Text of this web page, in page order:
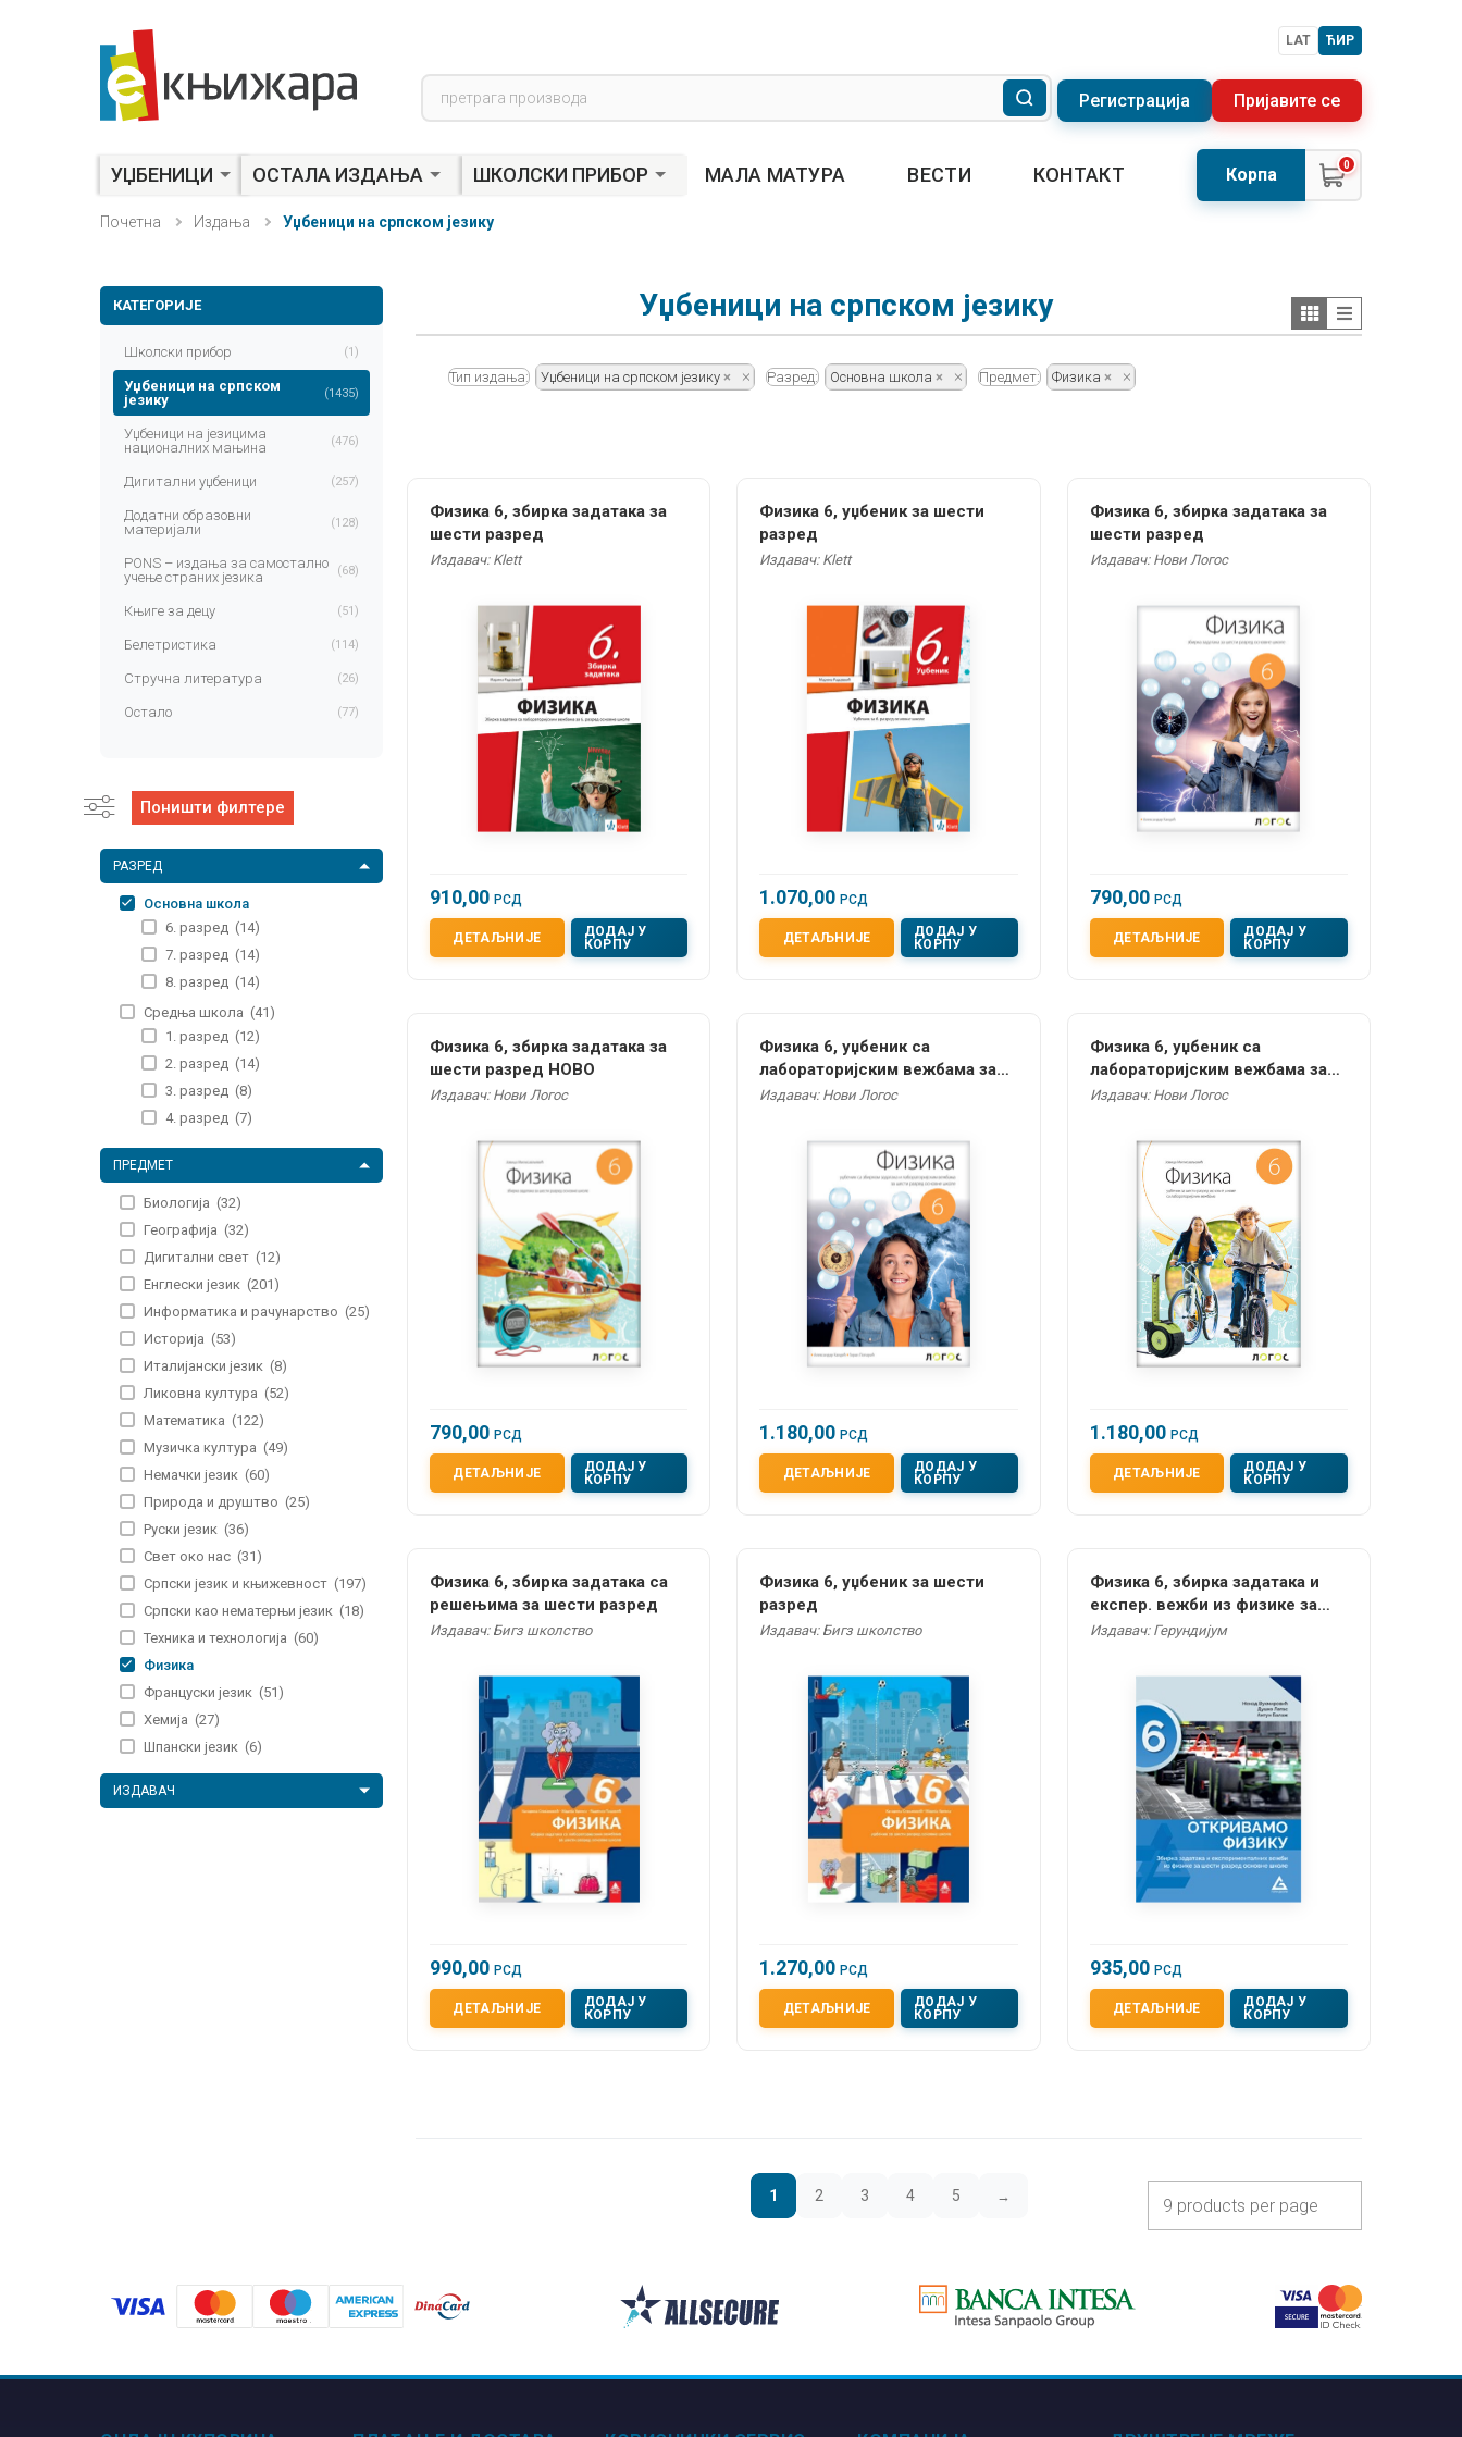
LAT ЋИР
Products
search
Регистрација Пријавите се
УЏБЕНИЦИ ОСТАЛА ИЗДАЊА ШКОЛСКИ ПРИБОР МАЛА МАТУРА ВЕСТИ КОНТАКТ Корпа 0
Почетна Издања Уџбеници на српском језику
КАТЕГОРИЈЕ
Школски прибор (1)
Уџбеници на српском
језику
(1435)
Уџбеници на језицима
националних мањина
(476)
Дигитални уџбеници (257)
Додатни образовни
материјали
(128)
PONS – издања за самостално
учење страних језика
(68)
Књиге за децу (51)
Белетристика (114)
Стручна литература (26)
Остало (77)
Поништи филтере
РАЗРЕД
Основна школа
6. разред (14)
7. разред (14)
8. разред (14)
Средња школа (41)
1. разред (12)
2. разред (14)
3. разред (8)
4. разред (7)
ПРЕДМЕТ
Биологија (32)
Географија (32)
Дигитални свет (12)
Енглески језик (201)
Информатика и рачунарство (25)
Историја (53)
Италијански језик (8)
Ликовна култура (52)
Математика (122)
Музичка култура (49)
Немачки језик (60)
Природа и друштво (25)
Руски језик (36)
Свет око нас (31)
Српски језик и књижевност (197)
Српски као нематерњи језик (18)
Техника и технологија (60)
Физика
Француски језик (51)
Хемија (27)
Шпански језик (6)
ИЗДАВАЧ
Уџбеници на српском језику
Тип издања: Уџбеници на српском језику Разред: Основна школа Предмет: Физика
Физика 6, збирка задатака за
шести разред
Издавач: Klett
910,00 РСД
ДЕТАЉНИЈЕ
ДОДАЈ У
КОРПУ
Физика 6, уџбеник за шести
разред
Издавач: Klett
1.070,00РСД
ДЕТАЉНИЈЕ
ДОДАЈ У
КОРПУ
Физика 6, збирка задатака за
шести разред
Издавач: Нови Логос
790,00 РСД
ДЕТАЉНИЈЕ
ДОДАЈ У
КОРПУ
Физика 6, збирка задатака за
шести разред НОВО
Издавач: Нови Логос
790,00 РСД
ДЕТАЉНИЈЕ
ДОДАЈ У
КОРПУ
Физика 6, уџбеник са
лабораторијским вежбама за
шести разред
Издавач: Нови Логос
1.180,00РСД
ДЕТАЉНИЈЕ
ДОДАЈ У
КОРПУ
Физика 6, уџбеник са
лабораторијским вежбама за
шести разред НОВО
Издавач: Нови Логос
1.180,00 РСД
ДЕТАЉНИЈЕ
ДОДАЈ У
КОРПУ
Физика 6, збирка задатака са
решењима за шести разред
Издавач: Бигз школство
990,00 РСД
ДЕТАЉНИЈЕ
ДОДАЈ У
КОРПУ
Физика 6, уџбеник за шести
разред
Издавач: Бигз школство
1.270,00РСД
ДЕТАЉНИЈЕ
ДОДАЈ У
КОРПУ
Физика 6, збирка задатака и
експер. вежби из физике за
шести разред
Издавач: Герундијум
935,00 РСД
ДЕТАЉНИЈЕ
ДОДАЈ У
КОРПУ
1 2 3 4 5 →